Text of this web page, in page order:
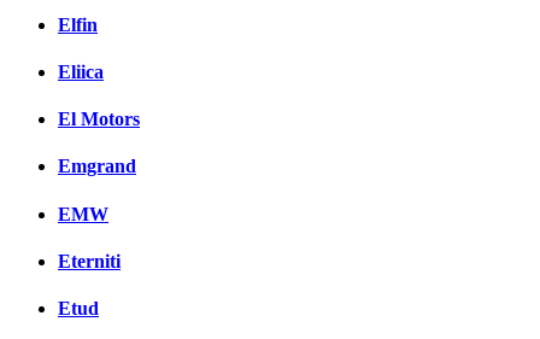
Elfin
Eliica
El Motors
Emgrand
EMW
Eterniti
Etud